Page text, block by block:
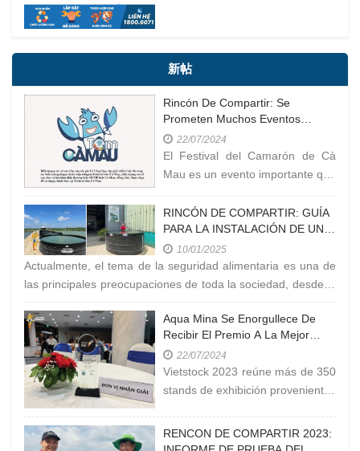
新帖
Rincón De Compartir: Se
Prometen Muchos Eventos
Interesantes En El Festival Del
Camarón De Cà Mau En 2023
22/07/2024
El Festival del Camarón de Cà
Mau es un evento importante que
Mau, Vietnam. El camarón de Cà
Mau es conocido como uno de
los productos clave
RINCÓN DE COMPARTIR: GUÍA
PARA LA INSTALACIÓN DE UN
ESTANQUE CIRCULAR MÓVIL
10/01/2025
Actualmente, el tema de la seguridad alimentaria es una de
las principales preocupaciones de toda la sociedad, desde la
carne y el
Aqua Mina Se Enorgullece De
Recibir El Premio A La Mejor
Empresa Productora De Equipos
Acuáticos En Vietstock 2023
22/07/2024
Vietstock 2023 reúne más de 350
stands de exhibición provenientes
que operan en el
RENCON DE COMPARTIR 2023: